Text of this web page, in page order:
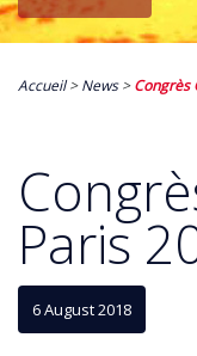
Accueil>News>Congrès
Paris
6 August 2018